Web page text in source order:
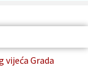
vijeća Grada